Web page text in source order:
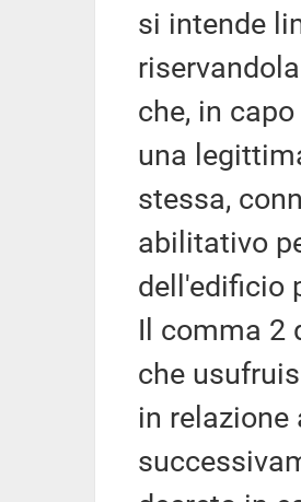
si intende
che, in
una
stessa,
abilitativo
dell'edificio
Il comma 2
che
in relazione